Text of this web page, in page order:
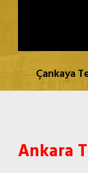
Çankaya
Ankara